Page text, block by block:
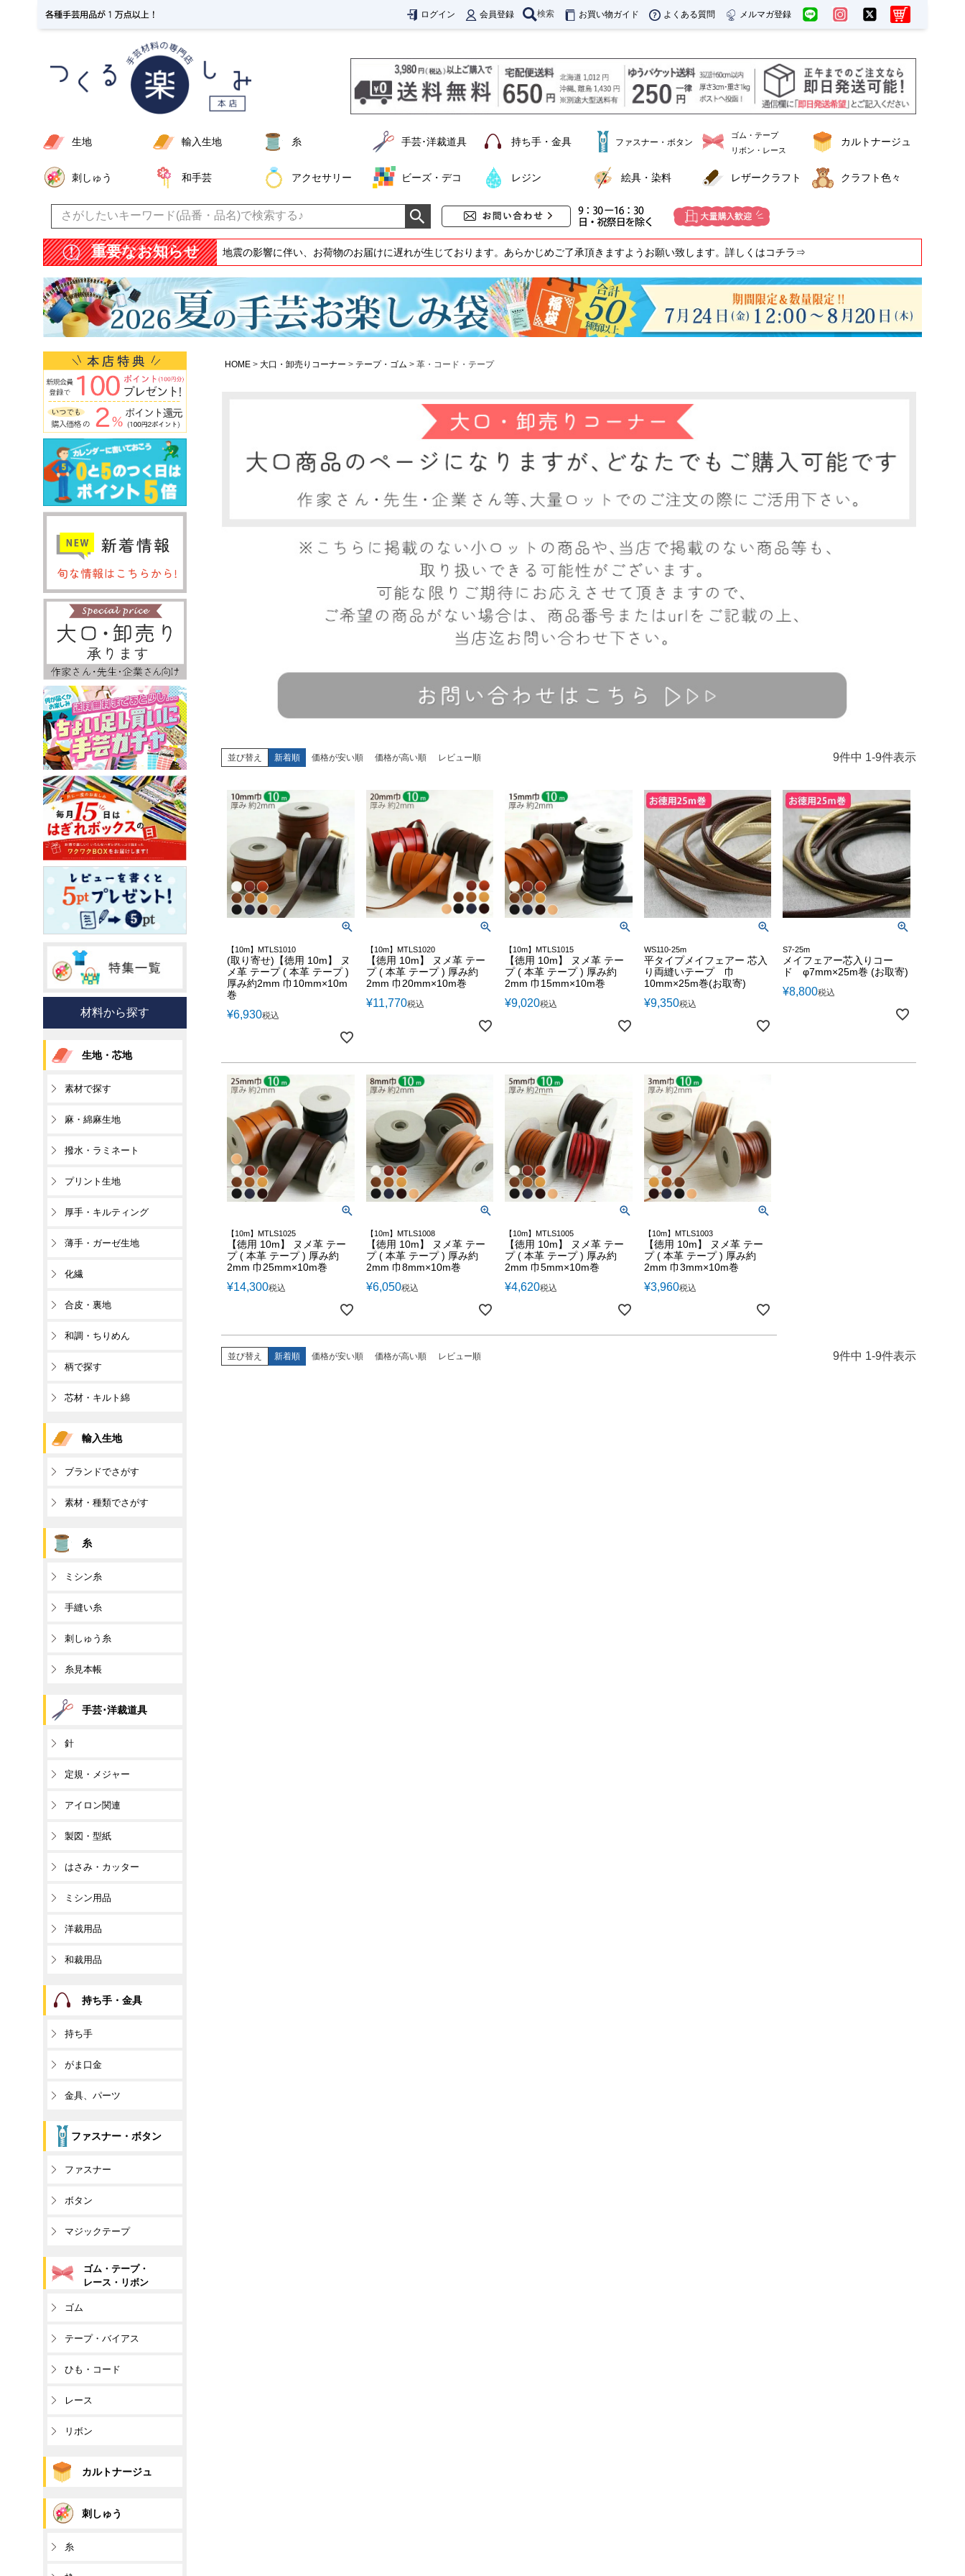
ログイン 会員登録 検索 お買い物ガイド よくある質問 メルマガ登録
生地 輸入生地 糸 手芸･洋裁道具 持ち手・金具 ファスナー・ボタン
ゴム・テープ
リボン・レース
カルトナージュ
刺しゅう 和手芸 アクセサリー ビーズ・デコ レジン 絵具・染料 レザークラフト クラフト色々
重要なお知らせ 地震の影響に伴い、お荷物のお届けに遅れが生じております。あらかじめご了承頂きますようお願い致します。詳しくはコチラ⇒
HOME 大口・卸売りコーナー テープ・ゴム 革・コード・テープ
並び替え 新着順 価格が安い順 価格が高い順 レビュー順 9件中 1-9件表示
【10m】MTLS1010
(取り寄せ)【徳用 10m】 ヌ
メ革 テープ ( 本革 テープ )
厚み約2mm 巾10mm×10m
巻
¥6,930税込
【10m】MTLS1020
【徳用 10m】 ヌメ革 テー
プ ( 本革 テープ ) 厚み約
2mm 巾20mm×10m巻
¥11,770税込
【10m】MTLS1015
【徳用 10m】 ヌメ革 テー
プ ( 本革 テープ ) 厚み約
2mm 巾15mm×10m巻
¥9,020税込
WS110-25m
平タイプメイフェアー 芯入
り両縫いテープ 巾
10mm×25m巻(お取寄)
¥9,350税込
S7-25m
メイフェアー芯入りコー
ド φ7mm×25m巻 (お取寄)
¥8,800税込
【10m】MTLS1025
【徳用 10m】 ヌメ革 テー
プ ( 本革 テープ ) 厚み約
2mm 巾25mm×10m巻
¥14,300税込
【10m】MTLS1008
【徳用 10m】 ヌメ革 テー
プ ( 本革 テープ ) 厚み約
2mm 巾8mm×10m巻
¥6,050税込
【10m】MTLS1005
【徳用 10m】 ヌメ革 テー
プ ( 本革 テープ ) 厚み約
2mm 巾5mm×10m巻
¥4,620税込
【10m】MTLS1003
【徳用 10m】 ヌメ革 テー
プ ( 本革 テープ ) 厚み約
2mm 巾3mm×10m巻
¥3,960税込
並び替え 新着順 価格が安い順 価格が高い順 レビュー順 9件中 1-9件表示
材料から探す
生地・芯地
素材で探す
麻・綿麻生地
撥水・ラミネート
プリント生地
厚手・キルティング
薄手・ガーゼ生地
化繊
合皮・裏地
和調・ちりめん
柄で探す
芯材・キルト綿
輸入生地
ブランドでさがす
素材・種類でさがす
糸
ミシン糸
手縫い糸
刺しゅう糸
糸見本帳
手芸･洋裁道具
針
定規・メジャー
アイロン関連
製図・型紙
はさみ・カッター
ミシン用品
洋裁用品
和裁用品
持ち手・金具
持ち手
がま口金
金具、パーツ
ファスナー・ボタン
ファスナー
ボタン
マジックテープ
ゴム・テープ・
レース・リボン
ゴム
テープ・バイアス
ひも・コード
レース
リボン
カルトナージュ
刺しゅう
糸